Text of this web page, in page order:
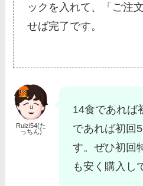
ックを入れて、「ご注
せば完了です。
Ruizi54(た
っちん)
14食であれば
であれば初回
す。ぜひ初回
も安く購入し